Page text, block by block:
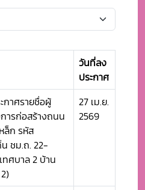
วันที่ลง
ประกาศ
กาศรายชื่อผู้
ารก่อสร้างถนน
ล็ก รหัส
ชม.ถ. 22-
ศบาล 2 บ้าน
27 เม.ย.
2569